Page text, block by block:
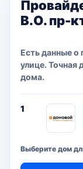
В.О. пр-
Есть данные о
улице. Точная
дома.
1
Выберите дом